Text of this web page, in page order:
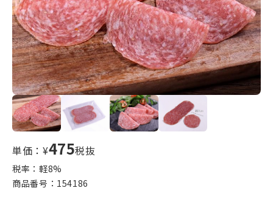
単価：¥475税抜
税率：軽8%
商品番号： 154186